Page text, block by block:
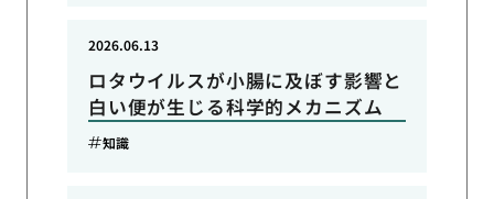
ロタウイルスが小腸に及ぼす影響と
白い便が生じる科学的メカニズム
2026.06.13
知識